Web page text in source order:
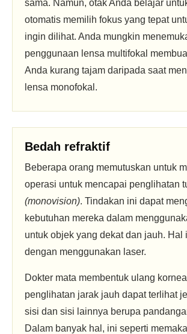
sama. Namun, otak Anda belajar
otomatis memilih fokus yang tepat
ingin dilihat. Anda mungkin
penggunaan lensa multifokal
Anda kurang tajam daripada saat
lensa monofokal.
Bedah refraktif
Beberapa orang memutuskan untuk
operasi untuk mencapai penglihatan
(monovision). Tindakan ini dapat
kebutuhan mereka dalam
untuk objek yang dekat dan jauh. Hal
dengan menggunakan laser.
Dokter mata membentuk ulang
penglihatan jarak jauh dapat terlihat
sisi dan sisi lainnya berupa
Dalam banyak hal, ini seperti